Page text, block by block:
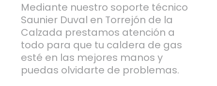
Mediante nuestro soporte técnico
Saunier Duval en Torrejón de la
Calzada prestamos atención a
todo para que tu caldera de gas
esté en las mejores manos y
puedas olvidarte de problemas.